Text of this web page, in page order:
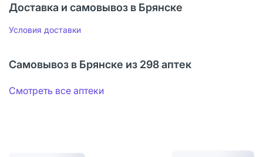
Доставка и самовывоз в Брянске
Условия доставки
Самовывоз в Брянске из 298 аптек
Смотреть все аптеки